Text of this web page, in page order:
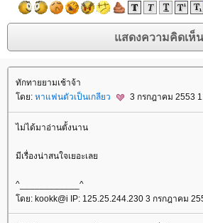
ทักทายยามเช้าจ้า
ดย: หาแฟนตัวเป็นเกลียว 3 กรกฎาคม 2553
ไม่ได้มาอ่านตั้งนาน
มีเรื่องน่าสนใจเยอะเล
^____________^
ดย: kookk@i IP: 125.25.244.230 3 กรกฎาคม